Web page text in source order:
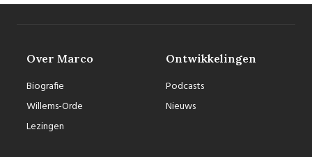
Over Marco
Biografie
Willems-Orde
Lezingen
Ontwikkelingen
Podcasts
Nieuws